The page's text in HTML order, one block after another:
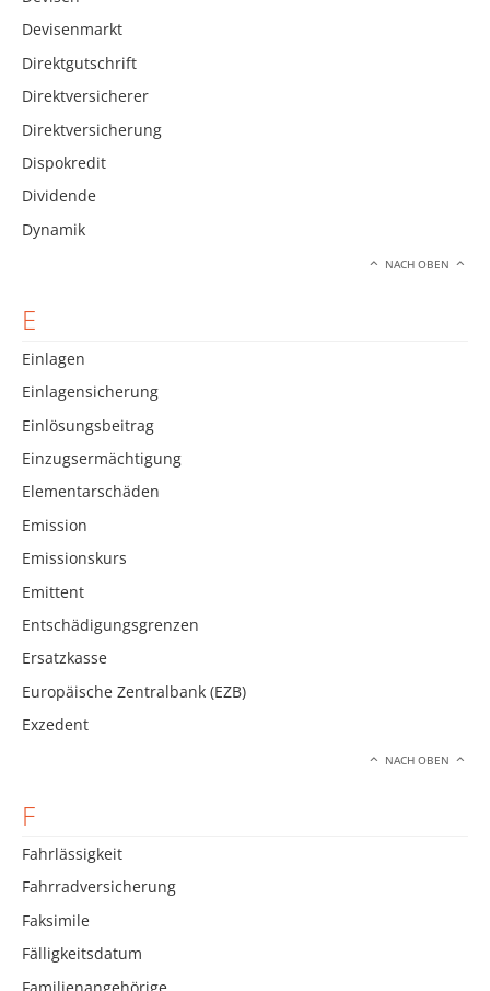
Devisenmarkt
Direktgutschrift
Direktversicherer
Direktversicherung
Dispokredit
Dividende
Dynamik
NACH OBEN
E
Einlagen
Einlagensicherung
Einlösungsbeitrag
Einzugsermächtigung
Elementarschäden
Emission
Emissionskurs
Emittent
Entschädigungsgrenzen
Ersatzkasse
Europäische Zentralbank (EZB)
Exzedent
NACH OBEN
F
Fahrlässigkeit
Fahrradversicherung
Faksimile
Fälligkeitsdatum
Familienangehörige